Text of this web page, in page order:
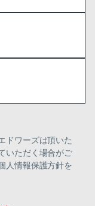
ドワーズは頂いた
いただく場合がご
人情報保護方針を